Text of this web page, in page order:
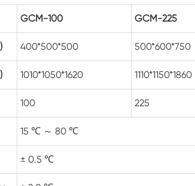
Камера
Взрыв
камеры
Камера
GCM-100 GCM-225
400*500*500 500*600*750
1010*1050*1620 1110*1150*1860
100 225
15 ℃ ～ 80 ℃
± 0.5 ℃